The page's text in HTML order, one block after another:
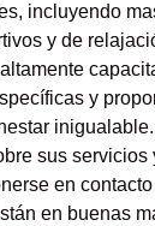
incluyendo
y de
y
sus servicios
en
en buenas